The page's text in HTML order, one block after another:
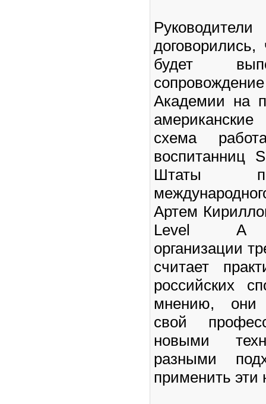
будет
Академии на
схема
воспитанниц
Штаты
Артем
Level A
организации
считает
российских
мнению, они
свой
новыми
разными
применить эти